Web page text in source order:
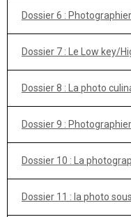
Dossier 6 :
Dossier 7 : Le Low key/
Dossier 8 : La photo
Dossier 9 :
Dossier 10 : La
Dossier 11 : la photo